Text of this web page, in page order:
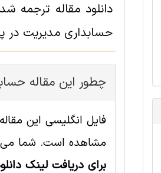
دانلود مقاله
حسابداری مدیریت در
چطور این مقاله
مشاهده است. شما می
برای دریافت لینک